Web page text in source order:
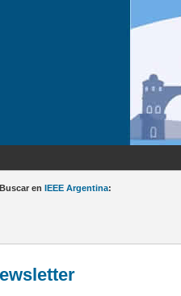
Buscar en IEEE Argentina: